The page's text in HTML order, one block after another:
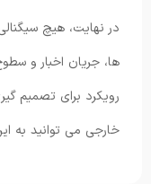
در نهایت، هیچ
ها، جریان اخبار و
رویکرد برای تصمیم
خارجی می توانید به